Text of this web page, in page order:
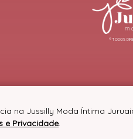
® TODOS
na Jussilly Moda Íntima
e Privacidade.